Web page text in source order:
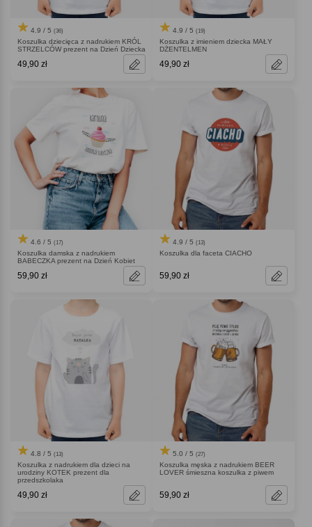
4.9 / 5 (36)
Koszulka dziecięca z nadrukiem KRÓL
STRZELCÓW prezent na Dzień Dziecka
49,90 zł
4.9 / 5 (19)
Koszulka z imieniem dziecka MAŁY
DŻENTELMEN
49,90 zł
4.6 / 5 (17)
Koszulka damska z nadrukiem
BABECZKA prezent na Dzień Kobiet
59,90 zł
4.9 / 5 (13)
Koszulka dla faceta CIACHO
59,90 zł
4.8 / 5 (13)
Koszulka z nadrukiem dla dzieci na
urodziny KOTEK prezent dla
przedszkolaka
49,90 zł
5.0 / 5 (27)
Koszulka męska z nadrukiem BEER
LOVER śmieszna koszulka z piwem
59,90 zł